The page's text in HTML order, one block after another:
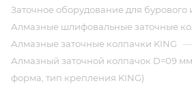
Заточное оборудование для бурового
Алмазные шлифовальные заточные
Алмазные заточные колпачки KING
Алмазный заточной колпачок D=09
форма, тип крепления KING)